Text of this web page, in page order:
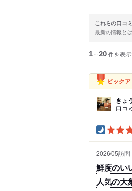
これらの口コ
最新の情報と
1～20件を表示
ピック
きょ
口コ
2026/05訪問
鮮度のい
人気の大